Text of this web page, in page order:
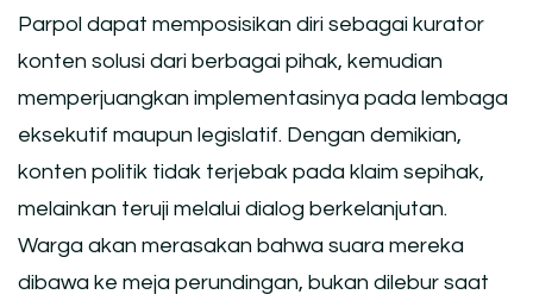
Parpol dapat memposisikan diri sebagai kurator
konten solusi dari berbagai pihak, kemudian
memperjuangkan implementasinya pada lembaga
eksekutif maupun legislatif. Dengan demikian,
konten politik tidak terjebak pada klaim sepihak,
melainkan teruji melalui dialog berkelanjutan.
Warga akan merasakan bahwa suara mereka
dibawa ke meja perundingan, bukan dilebur saat